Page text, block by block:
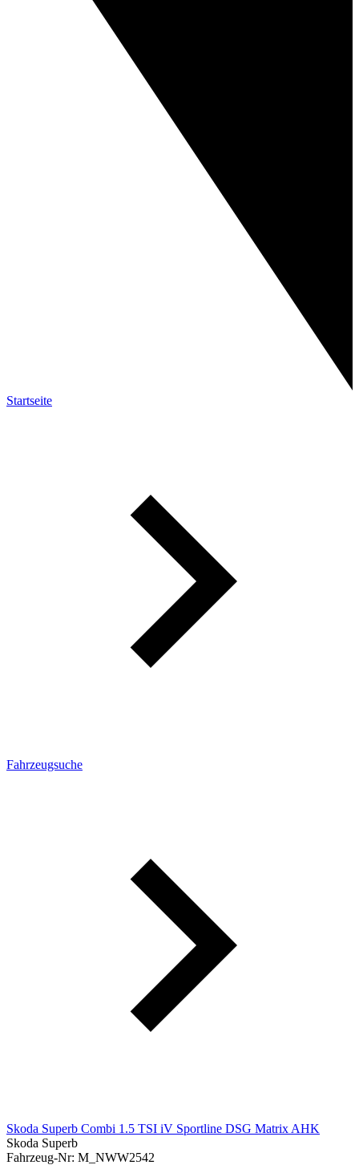
Startseite
Fahrzeugsuche
Skoda Superb Combi 1.5 TSI iV Sportline DSG Matrix AHK
Skoda Superb
Fahrzeug-Nr: M_NWW2542